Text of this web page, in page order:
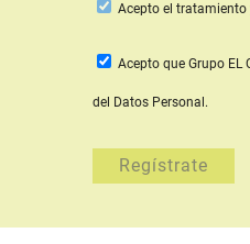
Aceptoel tratamiento
Acepto que Grupo EL
del Datos Personal.